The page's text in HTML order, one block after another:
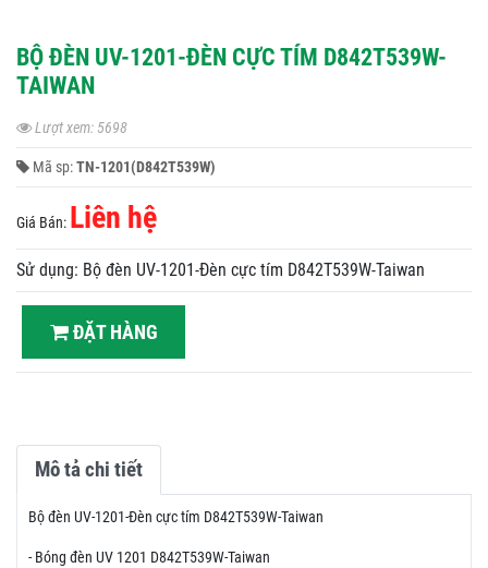
BỘ ĐÈN UV-1201-ĐÈN CỰC TÍM D842T539W-
TAIWAN
Lượt xem: 5698
Mã sp:TN-1201(D842T539W)
Giá Bán: Liên hệ
Sử dụng: Bộ đèn UV-1201-Đèn cực tím D842T539W-Taiwan
ĐẶT HÀNG
Mô tả chi tiết
Bộ đèn UV-1201-Đèn cực tím D842T539W-Taiwan
- Bóng đèn UV 1201 D842T539W-Taiwan